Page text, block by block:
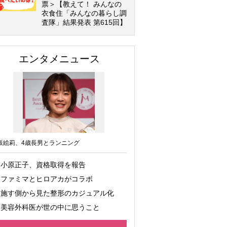
票＞【教えて！ みんなの
衣食住「みんなの暮らし調
査隊」結果発表 第615回】
エンタメニュース
絵莉、4歳長男とランニング
小原正子、資格取得を報告
ファミマとヒロアカがコラボ
施す側から見た整形のカジュアル化
美容外科医が世の中に思うこと